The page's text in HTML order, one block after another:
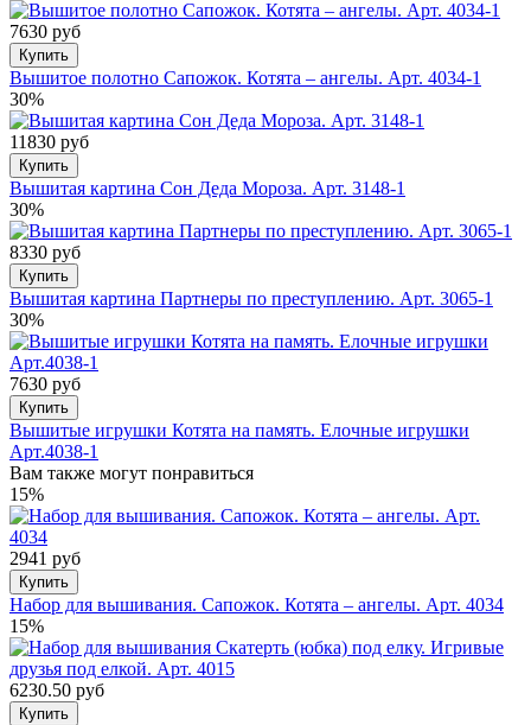
7630 руб
Купить
Вышитое полотно Сапожок. Котята – ангелы. Арт. 4034-1
30%
11830 руб
Купить
Вышитая картина Сон Деда Мороза. Арт. 3148-1
30%
8330 руб
Купить
Вышитая картина Партнеры по преступлению. Арт. 3065-1
30%
7630 руб
Купить
Вышитые игрушки Котята на память. Елочные игрушки
Арт.4038-1
Вам также могут понравиться
15%
2941 руб
Купить
Набор для вышивания. Сапожок. Котята – ангелы. Арт. 4034
15%
6230.50 руб
Купить